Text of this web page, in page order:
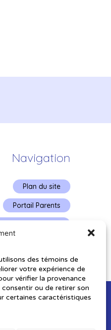
des témoins de
votre expérience de
vérifier la provenance
ou de retirer son
certaines caractéristiques
Navigation
Plan du site
Portail Parents